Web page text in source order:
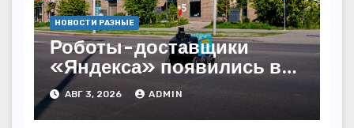
НОВОСТИ РАЗНЫЕ
Роботы-доставщики
«Яндекса» появились в
Казахстане
АВГ 3, 2026 ADMIN